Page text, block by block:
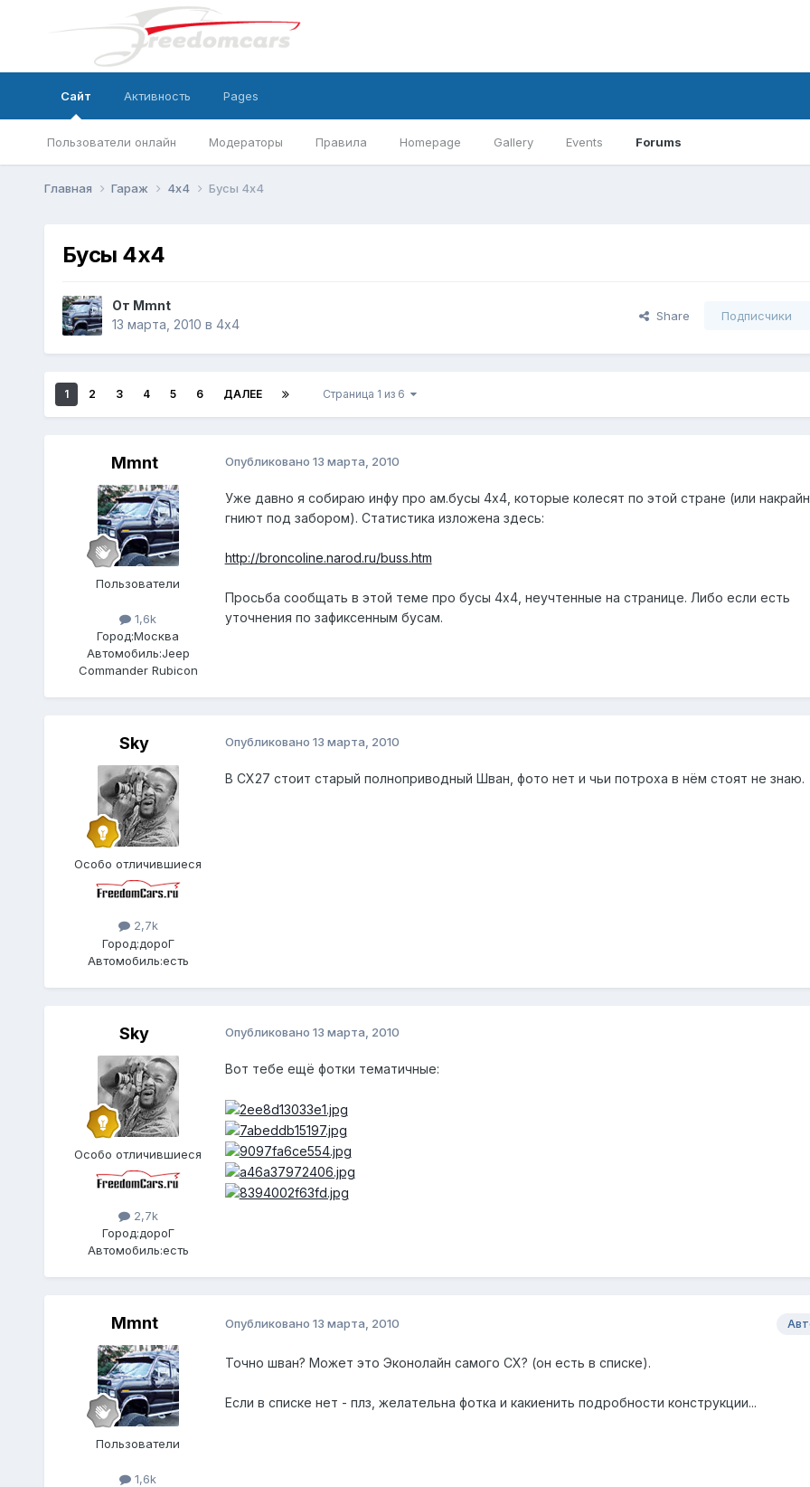
Сайт
Пользователи онлайн Модераторы Правила Homepage Gallery Events Forums
Активность Pages
Главная Гараж 4х4 Бусы 4х4
Бусы 4х4
От Mmnt
13 марта, 2010 в 4х4
Share Подписчики
1 2 3 4 5 6 ДАЛЕЕ Страница 1 из 6
Mmnt
Пользователи
1,6k
Город:Москва
Автомобиль:Jeep
Commander Rubicon
Опубликовано 13 марта, 2010
Уже давно я собираю инфу про ам.бусы 4х4, которые колесят по этой стране (или
гниют под забором). Статистика изложена здесь:
http://broncoline.narod.ru/buss.htm
Просьба сообщать в этой теме про бусы 4х4, неучтенные на странице. Либо если есть
уточнения по зафиксенным бусам.
Sky
Особо отличившиеся
2,7k
Город:дороГ
Автомобиль:есть
Опубликовано 13 марта, 2010
В СХ27 стоит старый полноприводный Шван, фото нет и чьи потроха в нём стоят не знаю.
Sky
Особо отличившиеся
2,7k
Город:дороГ
Автомобиль:есть
Опубликовано 13 марта, 2010
Вот тебе ещё фотки тематичные:
Mmnt
Пользователи
1,6k
Опубликовано 13 марта, 2010
Точно шван? Может это Эконолайн самого СХ? (он есть в списке).
Если в списке нет - плз, желательна фотка и какиенить подробности конструкции...